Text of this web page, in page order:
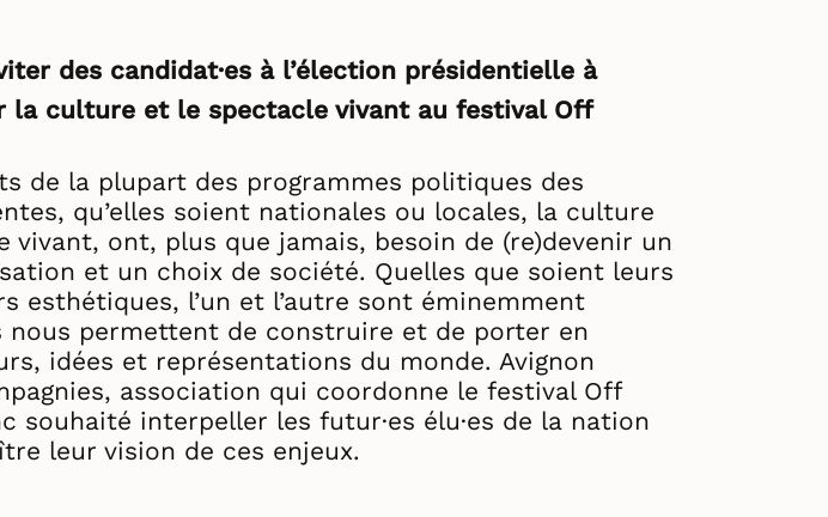
des candidat·es à l’élection présidentielle à
la culture et le spectacle vivant au festival Off
de la plupart des programmes politiques des
qu’elles soient nationales ou locales, la culture
vivant, ont, plus que jamais, besoin de (re)devenir un
et un choix de société. Quelles que soient leurs
esthétiques, l’un et l’autre sont éminemment
nous permettent de construire et de porter en
idées et représentations du monde. Avignon
association qui coordonne le festival Off
souhaité interpeller les futur·es élu·es de la nation
leur vision de ces enjeux.